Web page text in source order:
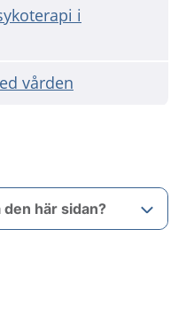
i
vården
här sidan?